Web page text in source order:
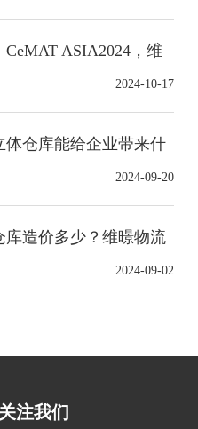
CeMAT ASIA2024，维
您共赴展会现场！2024-10-17
体仓库能给企业带来什
2024-09-20
库造价多少？维暻物流
方案
2024-09-02
关注我们